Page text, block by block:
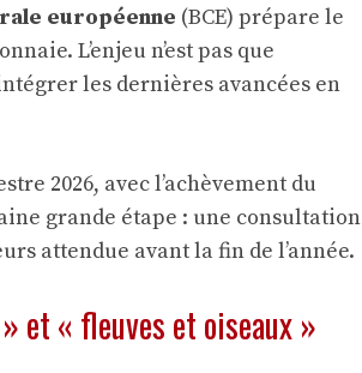
européenne (BCE) prépare le
L’enjeu n’est pas que
les dernières avancées en
2026, avec l’achèvement du
grande étape : une consultation
attendue avant la fin de l’année.
et « fleuves et oiseaux »